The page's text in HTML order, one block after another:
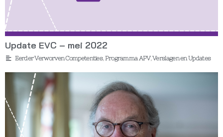
Update EVC – mei 2022
Eerder Verworven Competenties,Programma APV,Verslagen en Updates